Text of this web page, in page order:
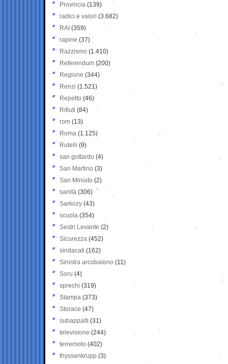
Provincia (139)
radici e valori (3.682)
RAI (359)
rapine (37)
Razzismo (1.410)
Referendum (200)
Regione (344)
Renzi (1.521)
Repetto (46)
Rifiuti (84)
rom (13)
Roma (1.125)
Rutelli (9)
san gottardo (4)
San Martino (3)
San Miniato (2)
sanità (306)
Sarkozy (43)
scuola (354)
Sestri Levante (2)
Sicurezza (452)
sindacati (162)
Sinistra arcobaleno (11)
Soru (4)
sprechi (319)
Stampa (373)
Storace (47)
subappalti (31)
televisione(244)
terremoto (402)
thyssenkrupp (3)